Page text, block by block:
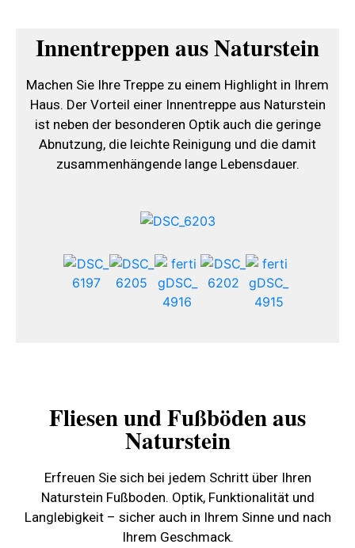
Innentreppen aus Naturstein
Machen Sie Ihre Treppe zu einem Highlight in Ihrem
Haus. Der Vorteil einer Innentreppe aus Naturstein
ist neben der besonderen Optik auch die geringe
Abnutzung, die leichte Reinigung und die damit
zusammenhängende lange Lebensdauer.
Fliesen und Fußböden aus
Naturstein
Erfreuen Sie sich bei jedem Schritt über Ihren
Naturstein Fußboden. Optik, Funktionalität und
Langlebigkeit – sicher auch in Ihrem Sinne und nach
Ihrem Geschmack.